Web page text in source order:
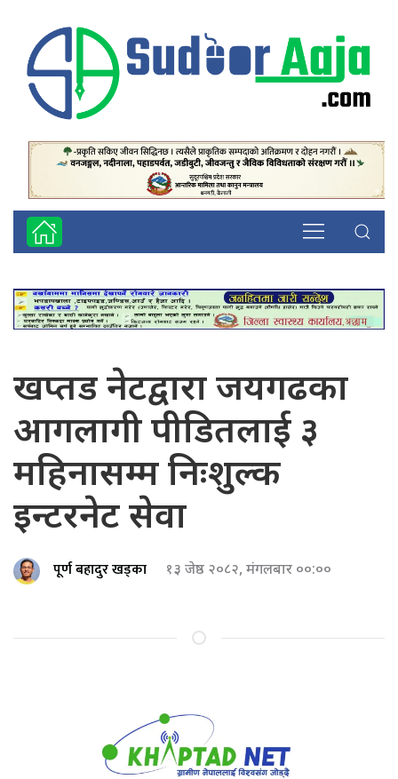
खप्तड नेटद्वारा जयगढका
आगलागी पीडितलाई ३
महिनासम्म निःशुल्क
इन्टरनेट सेवा
पूर्ण बहादुर खड्का १३ जेष्ठ २०८२, मंगलबार ००:००